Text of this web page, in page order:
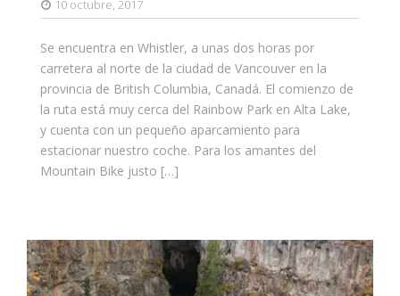
10 octubre, 2017
Se encuentra en Whistler, a unas dos horas por
carretera al norte de la ciudad de Vancouver en la
provincia de British Columbia, Canadá. El comienzo de
la ruta está muy cerca del Rainbow Park en Alta Lake,
y cuenta con un pequeño aparcamiento para
estacionar nuestro coche. Para los amantes del
Mountain Bike justo […]